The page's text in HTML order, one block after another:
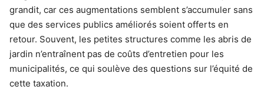
grandit, car ces augmentations semblent s’accumuler sans
que des services publics améliorés soient offerts en
retour. Souvent, les petites structures comme les abris de
jardin n’entraînent pas de coûts d’entretien pour les
municipalités, ce qui soulève des questions sur l’équité de
cette taxation.